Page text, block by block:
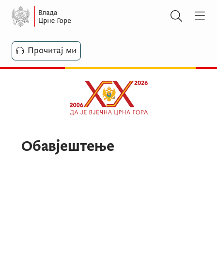
Прочитај ми
Обавјештење